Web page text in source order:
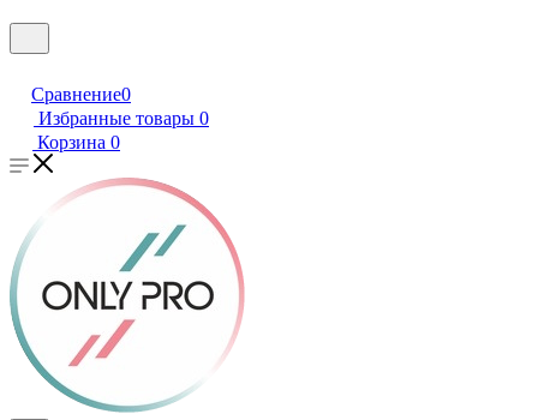
Сравнение0
Избранные товары 0
Корзина 0